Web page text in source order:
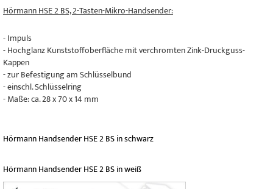
Hörmann HSE 2 BS, 2-Tasten-Mikro-Handsender:
- Impuls
- Hochglanz Kunststoffoberfläche mit verchromten Zink-Druckguss-
Kappen
- zur Befestigung am Schlüsselbund
- einschl. Schlüsselring
- Maße: ca. 28 x 70 x 14 mm
Hörmann Handsender HSE 2 BS in schwarz
Hörmann Handsender HSE 2 BS in weiß